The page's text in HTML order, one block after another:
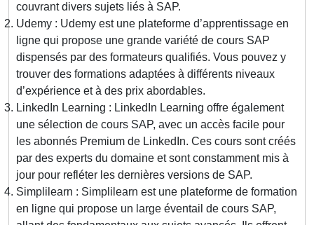
couvrant divers sujets liés à SAP.
Udemy : Udemy est une plateforme d’apprentissage en
ligne qui propose une grande variété de cours SAP
dispensés par des formateurs qualifiés. Vous pouvez y
trouver des formations adaptées à différents niveaux
d’expérience et à des prix abordables.
LinkedIn Learning : LinkedIn Learning offre également
une sélection de cours SAP, avec un accès facile pour
les abonnés Premium de LinkedIn. Ces cours sont créés
par des experts du domaine et sont constamment mis à
jour pour refléter les dernières versions de SAP.
Simplilearn : Simplilearn est une plateforme de formation
en ligne qui propose un large éventail de cours SAP,